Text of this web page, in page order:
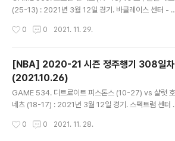
으면서 애틀랜타가 더블스코어로 앞서갔다. 토론토는 자
추격. 다닐로 갈리나리와 솔로몬 힐 등이 벤치에서 나와서
(25-13) : 2021년 3월 12일 경기. 바클레이스 센터 -
풀린 블레이크 그리핀과 계약했으나 왼쪽 무릎부상으로 아
멧이 들어와 백투백 3점 넣으며 19-16. 하지만 제일런 브
라운의 3점 플레이, 페이튼 프리차드의 3점 등으로 보스턴
이 10점차 이상 앞서갔다. 29-23 1쿼터 종료. - 브루클린
의 슛이 살아나면서 추격. 카이리 어빙의 점퍼로 38-38
이에 3점 꽂으며 45-51. 보스턴은 제이슨 테이텀..
0 0 2021. 11. 29.
[NBA] 2020-21 시즌 정주행기 308일차
(2021.10.26)
GAME 534. 디트로이트 피스톤스 (10-27) vs 샬럿 호
네츠 (18-17) : 2021년 3월 12일 경기. 스펙트럼 센터
라멜로 볼은 지난 60년간 전반기까지 득점, 리바운드, 어
0 0 2021. 11. 28.